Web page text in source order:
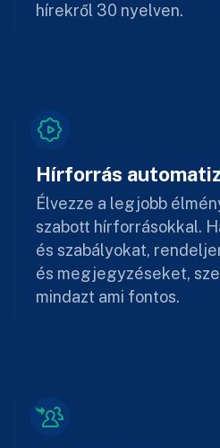
hírekről 30 nyelven.
Hírforrás
Élvezze a legjobb
szabott hírforrásokkal.
és szabályokat,
és megjegyzéseket,
mindazt ami fontos.